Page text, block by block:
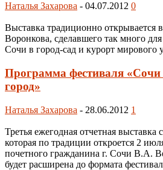
Наталья Захарова - 04.07.2012 0
Выставка традиционно открывается
Воронкова, сделавшего так много
Сочи в город-сад и курорт мирового
Программа фестиваля
город»
Наталья Захарова - 28.06.2012 1
Третья ежегодная отчетная выставка
которая по традиции откроется 2
почетного гражданина г. Сочи В.А.
будет расширена до формата